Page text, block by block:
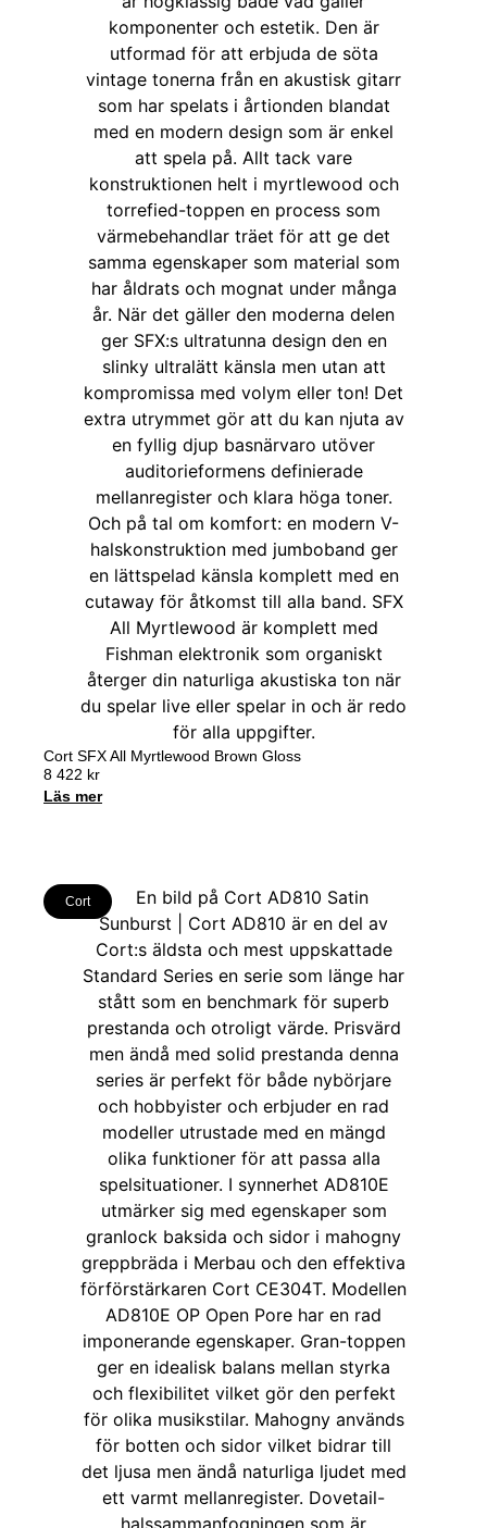
Cort SFX All Myrtlewood Brown Gloss
8 422 kr
Läs mer
Cort